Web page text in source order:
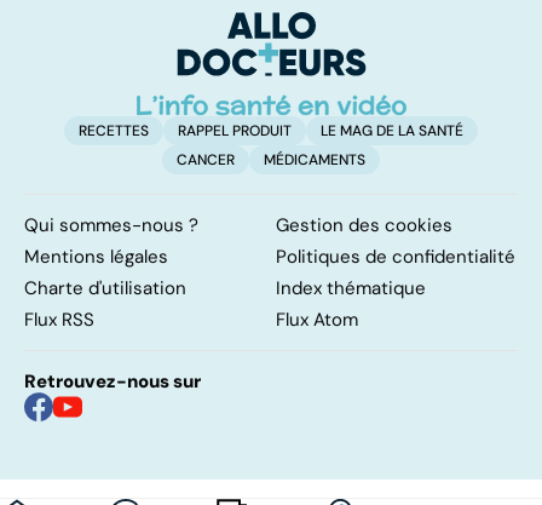
RECETTES RAPPEL PRODUIT
LE MAG DE LA SANTÉ
CANCER
MÉDICAMENTS
Qui sommes-nous ?
Gestion des cookies
Mentions légales
Politiques de confidentialité
Charte d'utilisation
Index thématique
Flux RSS
Flux Atom
Retrouvez-nous sur